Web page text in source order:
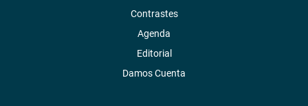
Contrastes
Agenda
Editorial
Damos Cuenta